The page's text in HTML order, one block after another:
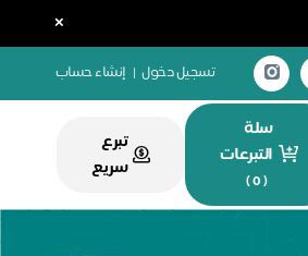
×
تسجيل دخول | إنشاء حساب
سلة
التبرعات
(
0
)
تبرع
سريع